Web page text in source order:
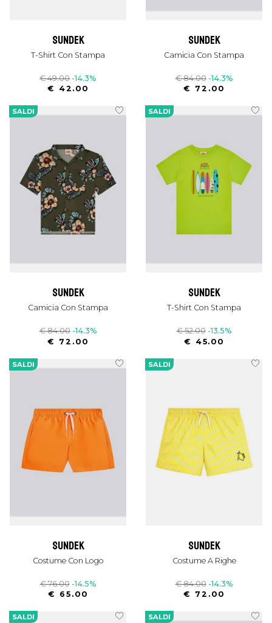
sundek
T-Shirt Con Stampa
€ 49.00 -14.3%
€ 42.00
sundek
Camicia Con Stampa
€ 84.00 -14.3%
€ 72.00
SALDI
sundek
Camicia Con Stampa
€ 84.00 -14.3%
€ 72.00
SALDI
sundek
T-Shirt Con Stampa
€ 52.00 -13.5%
€ 45.00
SALDI
sundek
Costume Con Logo
€ 76.00 -14.5%
€ 65.00
SALDI
sundek
Costume A Righe
€ 84.00 -14.3%
€ 72.00
SALDI SALDI